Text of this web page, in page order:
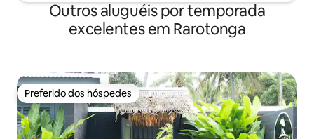
Outros aluguéis por temporada
excelentes em Rarotonga
Preferido dos hóspedes
Preferido dos hóspedes